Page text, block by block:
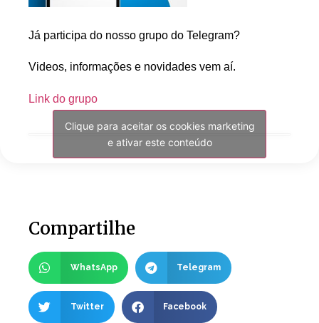
Já participa do nosso grupo do Telegram?
Videos, informações e novidades vem aí.
Link do grupo
Clique para aceitar os cookies marketing
e ativar este conteúdo
Compartilhe
WhatsApp Telegram
Twitter Facebook